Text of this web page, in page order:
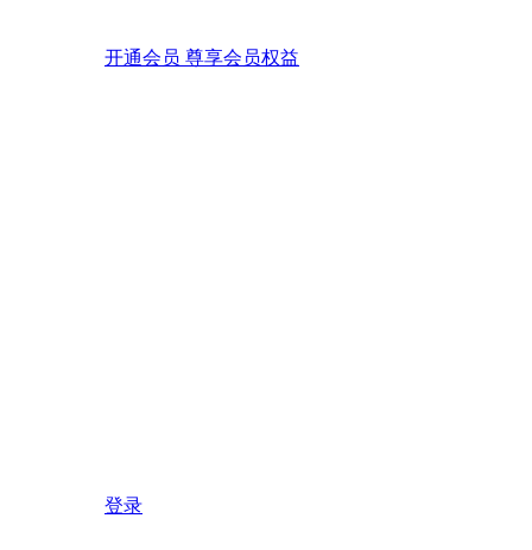
开通会员 尊享会员权益
登录